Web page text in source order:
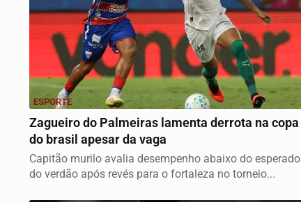
ESPORTE
Zagueiro do Palmeiras lamenta derrota na copa
do brasil apesar da vaga
Capitão murilo avalia desempenho abaixo do esperado
do verdão após revés para o fortaleza no torneio...